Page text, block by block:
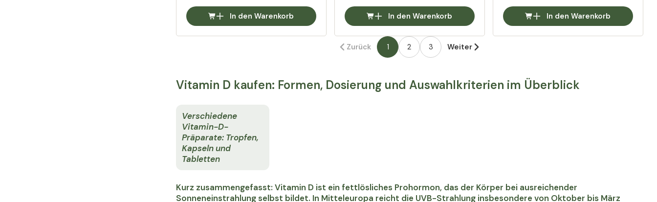
In den Warenkorb In den Warenkorb In den Warenkorb
Zurück 1 2 3 Weiter
Vitamin D kaufen: Formen, Dosierung und Auswahlkriterien im Überblick
Verschiedene
Vitamin-D-
Präparate: Tropfen,
Kapseln und
Tabletten
Kurz zusammengefasst: Vitamin D ist ein fettlösliches Prohormon, das der Körper bei ausreichender
Sonneneinstrahlung selbst bildet. In Mitteleuropa reicht die UVB-Strahlung insbesondere von Oktober bis März